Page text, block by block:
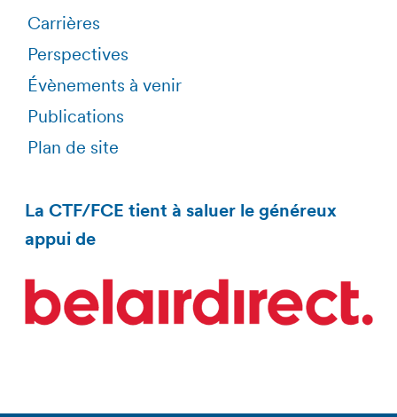
Carrières
Perspectives
Évènements à venir
Publications
Plan de site
La CTF/FCE tient à saluer le généreux
appui de